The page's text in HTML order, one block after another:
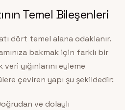
Temel Bileşenleri
dört temel alana odaklanır.
bakmak için farklı bir
yığınlarını eyleme
çeviren yapı şu şekildedir:
ve dolaylı